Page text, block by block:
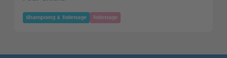
Shampoing & Toilettage Toilettage